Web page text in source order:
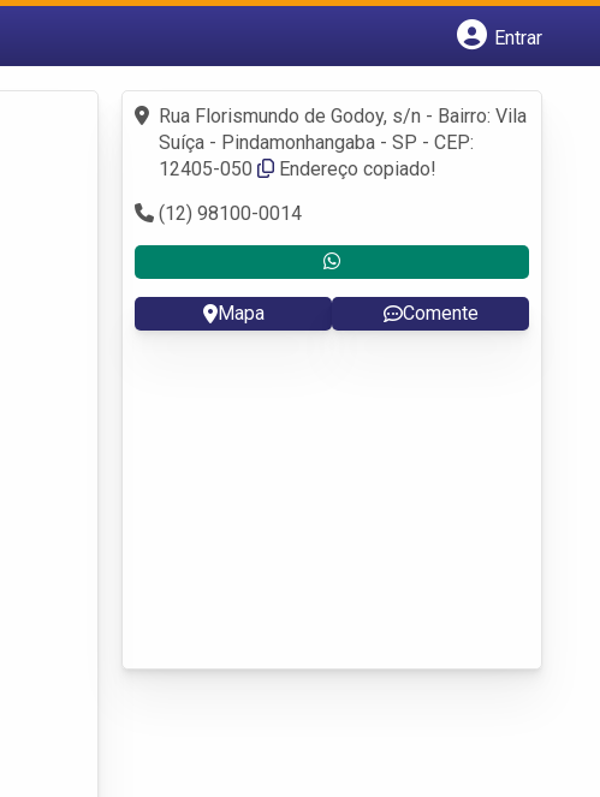
Entrar
Fazer login
Criar conta
Rua Florismundo de Godoy, s/n - Bairro: Vila
Suíça - Pindamonhangaba - SP - CEP:
12405-050
Endereço copiado!
(12) 98100-0014
Mapa Comente